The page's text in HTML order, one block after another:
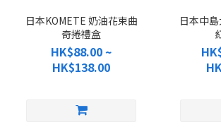
日本KOMETE 奶油花束曲
奇捲禮盒
HK$88.00 ~
HK$138.00
日本中